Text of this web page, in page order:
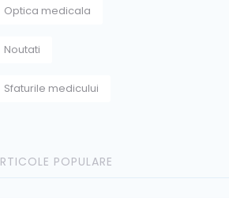
Optica medicala
Noutati
Sfaturile medicului
POPULARE